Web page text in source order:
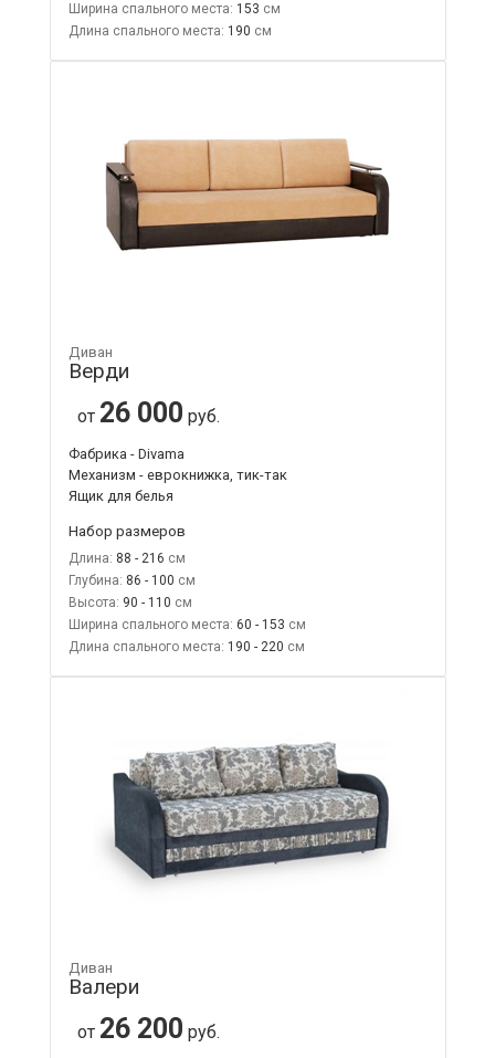
Ширина спального места: 153
Длина спального места: 190
Диван
Верди
от 26 000 руб.
Фабрика - Divama
Механизм - еврокнижка, тик-так
Ящик для белья
Набор размеров
Длина: 88 - 216
Глубина: 86 - 100
Высота: 90 - 110
Ширина спального места: 60 - 153
Длина спального места: 190 - 220
Диван
Валери
от 26 200 руб.